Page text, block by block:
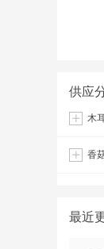
供应
木
香
最近